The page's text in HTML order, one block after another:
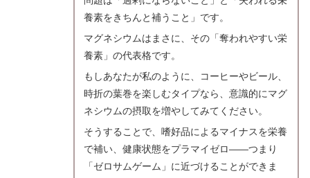
養素をきちんと補うこと」です。
マグネシウムはまさに、その「奪われやすい栄
養素」の代表格です。
もしあなたが私のように、コーヒーやビール、
時折の葉巻を楽しむタイプなら、意識的にマグ
ネシウムの摂取を増やしてみてください。
そうすることで、嗜好品によるマイナスを栄養
で補い、健康状態をプラマイゼロ――つまり
「ゼロサムゲーム」に近づけることができま